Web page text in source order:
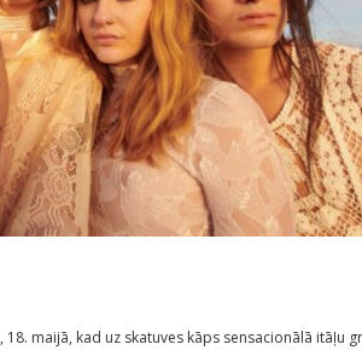
maijā, kad uz skatuves kāps sensacionālā itāļu